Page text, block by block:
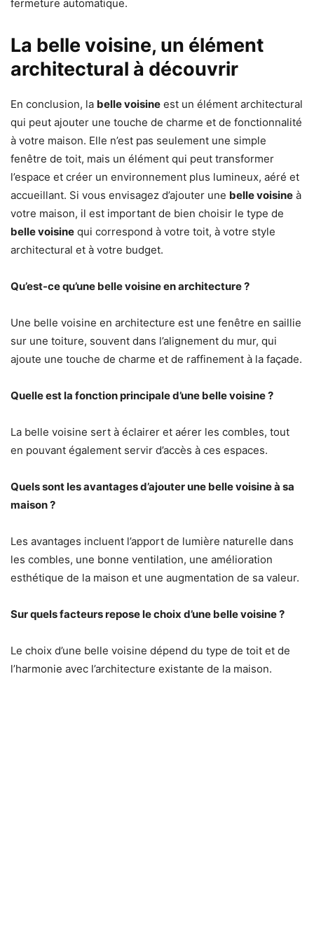
fermeture automatique.
La belle voisine, un élément
architectural à découvrir
En conclusion, la belle voisine est un élément architectural
qui peut ajouter une touche de charme et de fonctionnalité
à votre maison. Elle n’est pas seulement une simple
fenêtre de toit, mais un élément qui peut transformer
l’espace et créer un environnement plus lumineux, aéré et
accueillant. Si vous envisagez d’ajouter une belle voisine à
votre maison, il est important de bien choisir le type de
belle voisine qui correspond à votre toit, à votre style
architectural et à votre budget.
Qu’est-ce qu’une belle voisine en architecture ?
Une belle voisine en architecture est une fenêtre en saillie
sur une toiture, souvent dans l’alignement du mur, qui
ajoute une touche de charme et de raffinement à la façade.
Quelle est la fonction principale d’une belle voisine ?
La belle voisine sert à éclairer et aérer les combles, tout
en pouvant également servir d’accès à ces espaces.
Quels sont les avantages d’ajouter une belle voisine à sa
maison ?
Les avantages incluent l’apport de lumière naturelle dans
les combles, une bonne ventilation, une amélioration
esthétique de la maison et une augmentation de sa valeur.
Sur quels facteurs repose le choix d’une belle voisine ?
Le choix d’une belle voisine dépend du type de toit et de
l’harmonie avec l’architecture existante de la maison.